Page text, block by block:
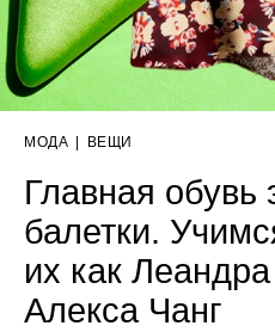
МОДА ВЕЩИ
Главная обувь
балетки.
их как
Алекса Чанг